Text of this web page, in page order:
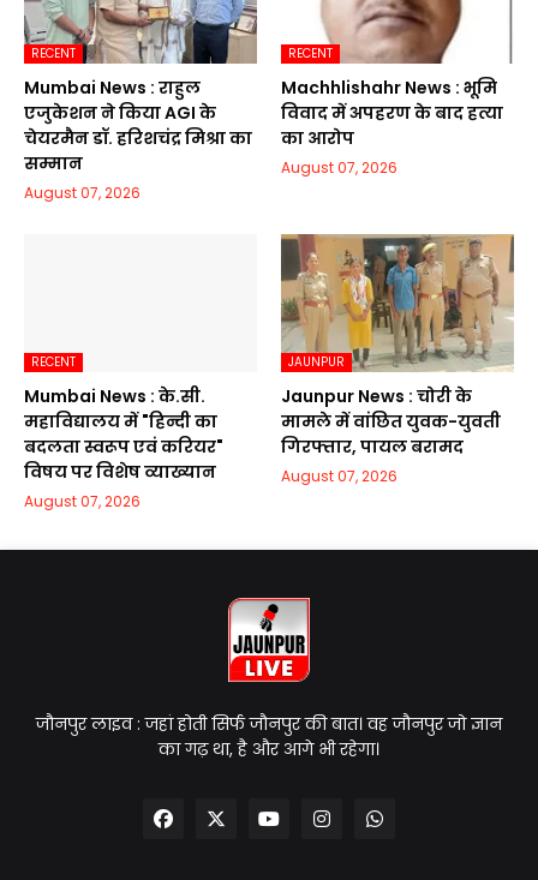
RECENT
Mumbai News : राहुल
एजुकेशन ने किया AGI के
चेयरमैन डॉ. हरिशचंद्र मिश्रा का
सम्मान
August 07, 2026
RECENT
Machhlishahr News : भूमि
विवाद में अपहरण के बाद हत्या
का आरोप
August 07, 2026
RECENT
Mumbai News : के.सी.
महाविद्यालय में "हिन्दी का
बदलता स्वरूप एवं करियर"
विषय पर विशेष व्याख्यान
August 07, 2026
JAUNPUR
Jaunpur News : चोरी के
मामले में वांछित युवक-युवती
गिरफ्तार, पायल बरामद
August 07, 2026
जौनपुर लाइव : जहां होती सिर्फ जौनपुर की बात। वह जौनपुर जो ज्ञान
का गढ़ था, है और आगे भी रहेगा।